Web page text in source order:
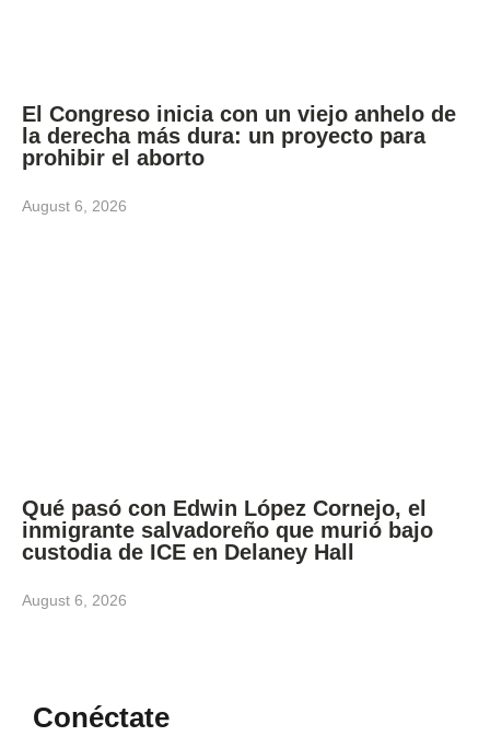
El Congreso inicia con un viejo anhelo de
la derecha más dura: un proyecto para
prohibir el aborto
August 6, 2026
Qué pasó con Edwin López Cornejo, el
inmigrante salvadoreño que murió bajo
custodia de ICE en Delaney Hall
August 6, 2026
Conéctate